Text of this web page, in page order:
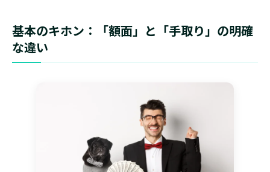
基本のキホン：「額面」と「手取り」の明確
な違い